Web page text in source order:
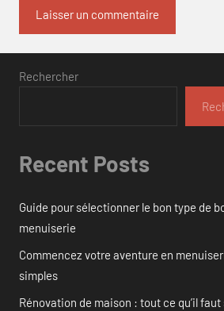
Rechercher
Recent Posts
Guide pour sélectionner le bon type de
menuiserie
Commencez votre aventure en
simples
Rénovation de maison : tout ce qu’il